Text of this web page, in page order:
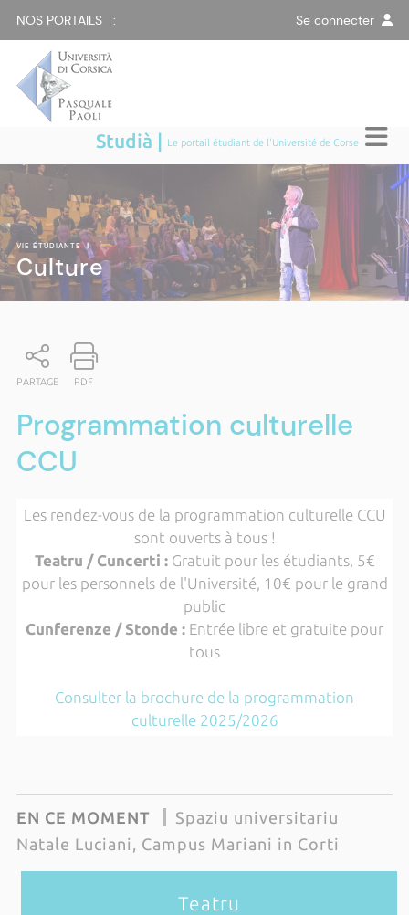
NOS PORTAILS : Se connecter
Studià | Le portail étudiant de l'Université de Corse
VIE ÉTUDIANTE|
Culture
PARTAGE PDF
Programmation culturelle
CCU
Les rendez-vous de la programmation culturelle CCU
sont ouverts à tous !
Teatru / Cuncerti :Gratuit pour les étudiants, 5€
pour les personnels de l'Université, 10€ pour le grand
public
Cunferenze / Stonde : Entrée libre et gratuite pour
tous
Consulter la brochure de la programmation
culturelle 2025/2026
EN CE MOMENT
Spaziu universitariu
Natale Luciani, Campus Mariani in Corti
Teatru